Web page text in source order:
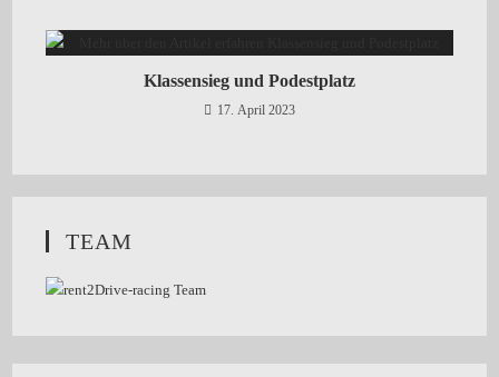
Klassensieg und Podestplatz
17. April 2023
TEAM